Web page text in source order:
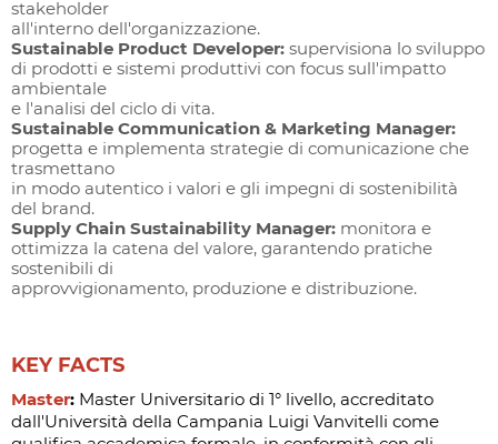
stakeholder
all'interno dell'organizzazione.
Sustainable Product Developer: supervisiona lo sviluppo
di prodotti e sistemi produttivi con focus sull'impatto
ambientale
e l'analisi del ciclo di vita.
Sustainable Communication & Marketing Manager:
progetta e implementa strategie di comunicazione che
trasmettano
in modo autentico i valori e gli impegni di sostenibilità
del brand.
Supply Chain Sustainability Manager: monitora e
ottimizza la catena del valore, garantendo pratiche
sostenibili di
approvvigionamento, produzione e distribuzione.
KEY FACTS
Master: Master Universitario di 1° livello, accreditato
dall'Università della Campania Luigi Vanvitelli come